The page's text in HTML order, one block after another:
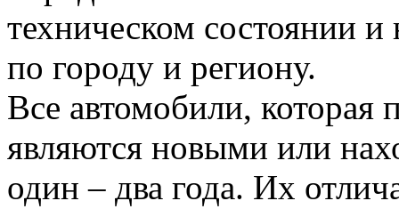
техническом состоянии и
по городу и региону.
Все автомобили, которая
являются новыми или
один – два года. Их